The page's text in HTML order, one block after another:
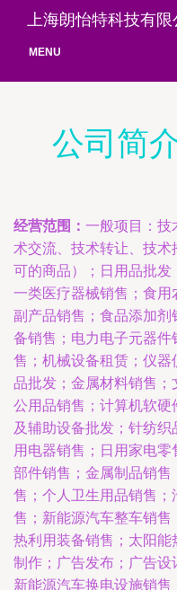
上海朗怡特科技有限
MENU
公司简
经营范围： 一般项目：技
术交流、技术转让、技
可的商品）；日用品批
一类医疗器械销售；食
副产品销售；食品添加
备销售；电力电子元器
售；机械设备租赁；仪
品批发；金属材料销售
公用品销售；计算机软
及辅助设备批发；针纺
用电器销售；日用家电
部件销售；金属制品销
售；个人卫生用品销售
售；新能源汽车整车销
热利用装备销售；太阳
制作；广告发布；广告设
新能源汽车换电设施销售